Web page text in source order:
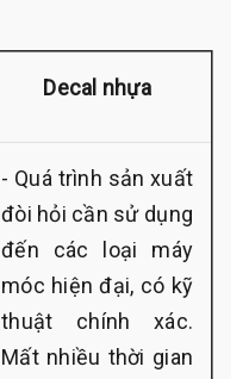
Decal nhựa
- Quá trình sản xuất
đòi hỏi cần sử dụng
đến các loại máy
móc hiện đại, có kỹ
thuật chính xác.
Mất nhiều thời gian